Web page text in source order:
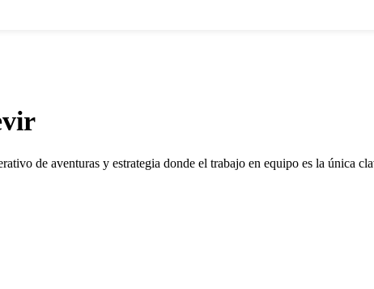
de aventuras y estrategia donde el trabajo en equipo es la única